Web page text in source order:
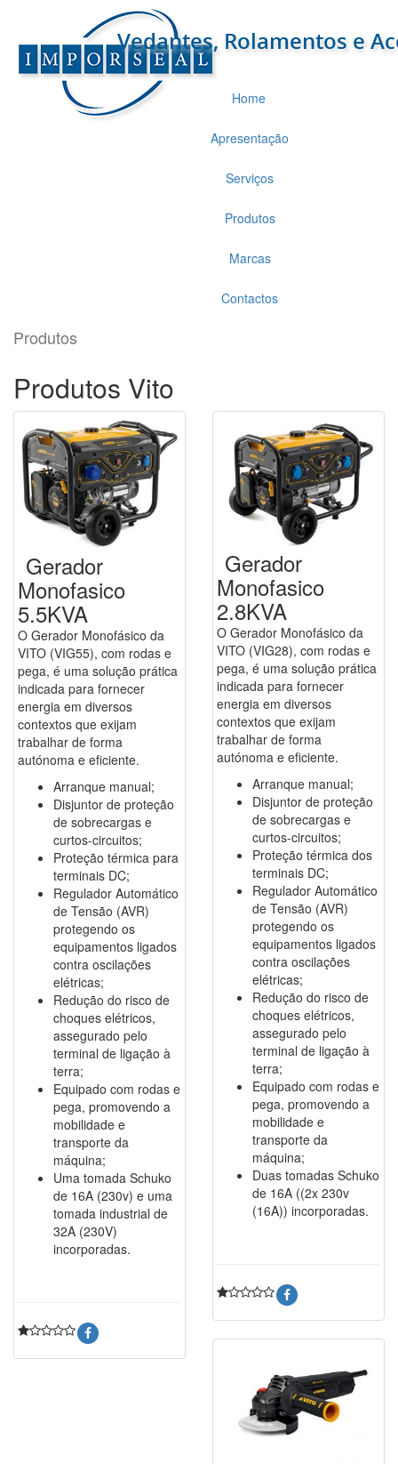
Home
Apresentação
Serviços
Produtos
Marcas
Contactos
Produtos
Produtos Vito
Gerador
Monofasico
5.5KVA
O Gerador Monofásico da
VITO (VIG55), com rodas e
pega, é uma solução prática
indicada para fornecer
energia em diversos
contextos que exijam
trabalhar de forma
autónoma e eficiente.
Arranque manual;
Disjuntor de proteção
de sobrecargas e
curtos-circuitos;
Proteção térmica para
terminais DC;
Regulador Automático
de Tensão (AVR)
protegendo os
equipamentos ligados
contra oscilações
elétricas;
Redução do risco de
choques elétricos,
assegurado pelo
terminal de ligação à
terra;
Equipado com rodas e
pega, promovendo a
mobilidade e
transporte da
máquina;
Uma tomada Schuko
de 16A (230v) e uma
tomada industrial de
32A (230V)
incorporadas.
Gerador
Monofasico
2.8KVA
O Gerador Monofásico da
VITO (VIG28), com rodas e
pega, é uma solução prática
indicada para fornecer
energia em diversos
contextos que exijam
trabalhar de forma
autónoma e eficiente.
Arranque manual;
Disjuntor de proteção
de sobrecargas e
curtos-circuitos;
Proteção térmica dos
terminais DC;
Regulador Automático
de Tensão (AVR)
protegendo os
equipamentos ligados
contra oscilações
elétricas;
Redução do risco de
choques elétricos,
assegurado pelo
terminal de ligação à
terra;
Equipado com rodas e
pega, promovendo a
mobilidade e
transporte da
máquina;
Duas tomadas Schuko
de 16A ((2x 230v
(16A)) incorporadas.